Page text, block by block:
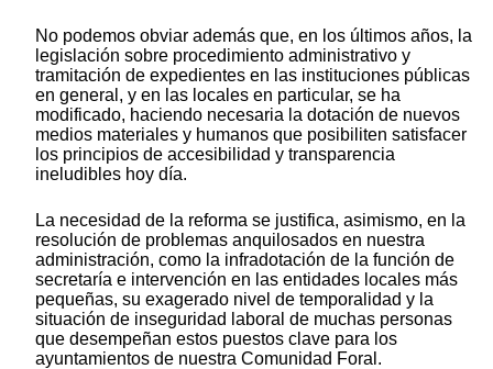
No podemos obviar además que, en los últimos años, la
legislación sobre procedimiento administrativo y
tramitación de expedientes en las instituciones públicas
en general, y en las locales en particular, se ha
modificado, haciendo necesaria la dotación de nuevos
medios materiales y humanos que posibiliten satisfacer
los principios de accesibilidad y transparencia
ineludibles hoy día.
La necesidad de la reforma se justifica, asimismo, en la
resolución de problemas anquilosados en nuestra
administración, como la infradotación de la función de
secretaría e intervención en las entidades locales más
pequeñas, su exagerado nivel de temporalidad y la
situación de inseguridad laboral de muchas personas
que desempeñan estos puestos clave para los
ayuntamientos de nuestra Comunidad Foral.